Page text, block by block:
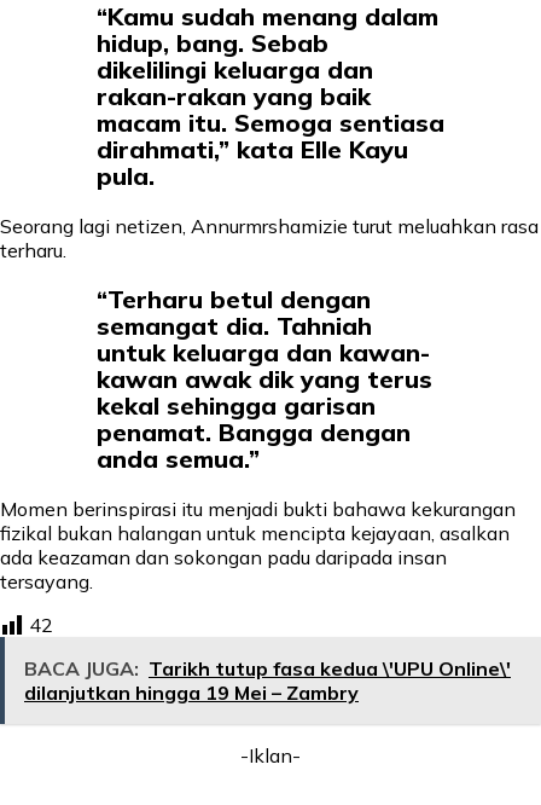
“Kamu sudah menang dalam
hidup, bang. Sebab
dikelilingi keluarga dan
rakan-rakan yang baik
macam itu. Semoga sentiasa
dirahmati,” kata Elle Kayu
pula.
Seorang lagi netizen, Annurmrshamizie turut meluahkan rasa
terharu.
“Terharu betul dengan
semangat dia. Tahniah
untuk keluarga dan kawan-
kawan awak dik yang terus
kekal sehingga garisan
penamat. Bangga dengan
anda semua.”
Momen berinspirasi itu menjadi bukti bahawa kekurangan
fizikal bukan halangan untuk mencipta kejayaan, asalkan
ada keazaman dan sokongan padu daripada insan
tersayang.
42
BACA JUGA: Tarikh tutup fasa kedua \'UPU Online\'
dilanjutkan hingga 19 Mei – Zambry
-Iklan-